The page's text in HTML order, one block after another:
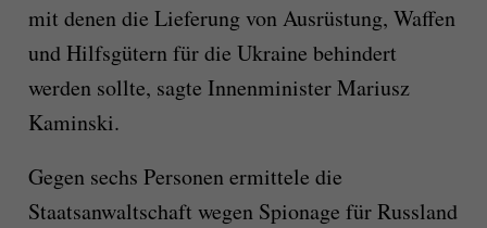
mit denen die Lieferung von Ausrüstung, Waffen
und Hilfsgütern für die Ukraine behindert
werden sollte, sagte Innenminister Mariusz
Kaminski.
Gegen sechs Personen ermittele die
Staatsanwaltschaft wegen Spionage für Russland